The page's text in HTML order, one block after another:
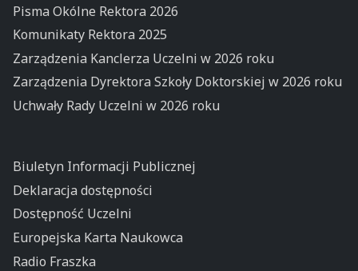
Pisma Okólne Rektora 2026
Komunikaty Rektora 2025
Zarządzenia Kanclerza Uczelni w 2026 roku
Zarządzenia Dyrektora Szkoły Doktorskiej w 2026 roku
Uchwały Rady Uczelni w 2026 roku
Biuletyn Informacji Publicznej
Deklaracja dostępności
Dostępność Uczelni
Europejska Karta Naukowca
Radio Fraszka